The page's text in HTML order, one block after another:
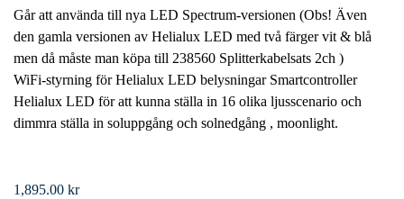
Går att använda till nya LED Spectrum-versionen (Obs! Även
den gamla versionen av Helialux LED med två färger vit & blå
men då måste man köpa till 238560 Splitterkabelsats 2ch )
WiFi-styrning för Helialux LED belysningar Smartcontroller
Helialux LED för att kunna ställa in 16 olika ljusscenario och
dimmra ställa in soluppgång och solnedgång , moonlight.
1,895.00 kr